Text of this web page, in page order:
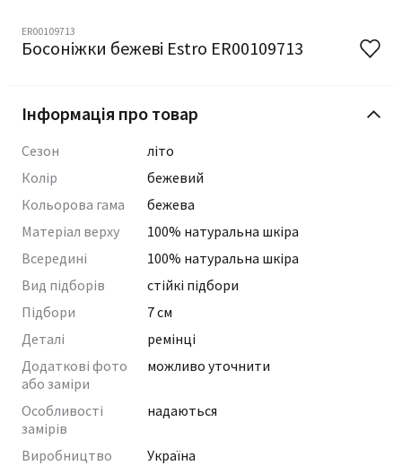
ER00109713
Босоніжки бежеві Estro ER00109713
Інформація про товар
Сезон
літо
Колір
бежевий
Кольорова гама
бежева
Матеріал верху
100% натуральна шкіра
Всередині
100% натуральна шкіра
Вид підборів
стійкі підбори
Підбори
7 см
Деталі
ремінці
Додаткові фото
або заміри
можливо уточнити
Особливості
замірів
надаються
Виробництво Україна